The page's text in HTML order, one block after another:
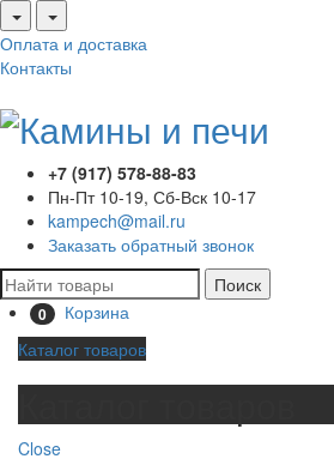
Оплата и доставка
Контакты
+7 (917) 578-88-83
Пн-Пт 10-19, Сб-Вск 10-17
kampech@mail.ru
Заказать обратный звонок
Поиск
0
Корзина
Каталог товаров
Close